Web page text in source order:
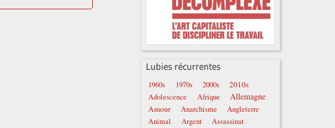
Lubies récurrentes
1960s 1970s 2000s 2010s
Adolescence Afrique Allemagne
Amour Anarchisme
Angleterre
Animal
Argent
Assassinat